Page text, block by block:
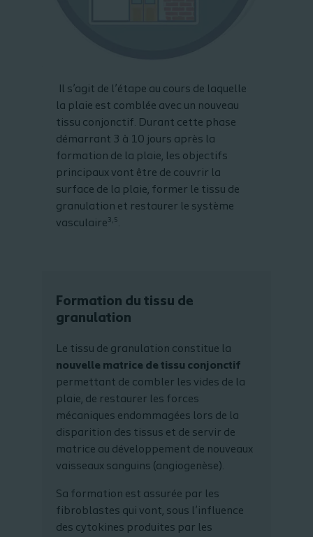
Il s’agit de l’étape au cours de laquelle
la plaie est comblée avec un nouveau
tissu conjonctif. Durant cette phase
démarrant 3 à 10 jours après la
formation de la plaie, les objectifs
principaux vont être de couvrir la
surface de la plaie, former le tissu de
granulation et restaurer le système
vasculaire3,5.
Formation du tissu de
granulation
Le tissu de granulation constitue la
nouvelle matrice de tissu conjonctif
permettant de combler les vides de la
plaie, de restaurer les forces
mécaniques endommagées lors de la
disparition des tissus et de servir de
matrice au développement de nouveaux
vaisseaux sanguins (angiogenèse).
Sa formation est assurée par les
fibroblastes qui vont, sous l’influence
des cytokines produites par les